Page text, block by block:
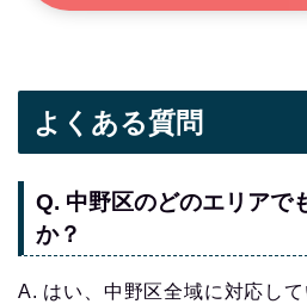
よくある質問
Q. 中野区のどのエリアで
か？
A. はい、中野区全域に対応して